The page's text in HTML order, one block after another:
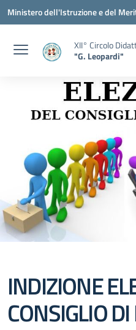
Vai ai contenuti
Vai al menu di navigazione
Vai al footer
Ministero dell'Istruzione e del
XII° Circolo
"G. Leopardi"
INDIZIONE
CONSIGLIO